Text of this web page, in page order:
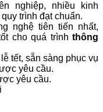
nghiệp, nhiều kinh
trình đạt chuẩn.
nghệ tiên tiến nhất,
cho quá trình thông
tết, sẵn sàng phục vụ
yêu cầu.
yêu cầu.